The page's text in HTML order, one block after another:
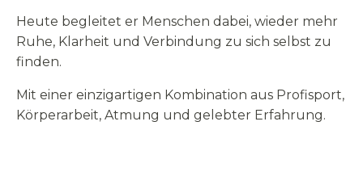
Heute begleitet er Menschen dabei, wieder mehr
Ruhe, Klarheit und Verbindung zu sich selbst zu
finden.
Mit einer einzigartigen Kombination aus Profisport,
Körperarbeit, Atmung und gelebter Erfahrung.